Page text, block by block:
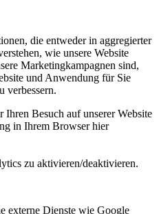
die entweder in aggregierter
wie unsere Website
Marketingkampagnen sind,
und Anwendung für Sie
verbessern.
Besuch auf unserer Website
in Ihrem Browser hier
zu aktivieren/deaktivieren.
externe Dienste wie Google